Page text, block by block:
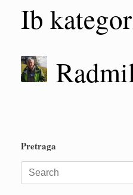
Ib
Pretraga
Search
for: